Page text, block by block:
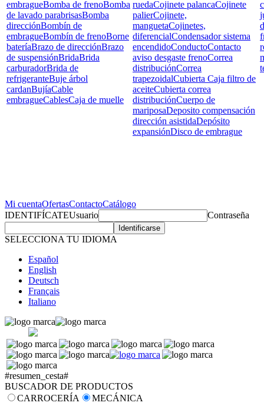
embragueBomba de frenoBomba
de lavado parabrisasBomba
direcciónBombín de
embragueBombín de frenoBorne
bateríaBrazo de direcciónBrazo
de suspensiónBridaBrida
carburadorBrida de
refrigeranteBuje árbol
cardanBujíaCable
embragueCablesCaja de muelle
ruedaCojinete palancaCojinete
palierCojinete,
manguetaCojinetes,
diferencialCondensador sistema
encendidoConductoContacto
aviso desgaste frenoCorrea
distribuciónCorrea
trapezoidalCubierta Caja filtro de
aceiteCubierta correa
distribuciónCuerpo de
mariposaDeposito compensación
dirección asistidaDepósito
expansiónDisco de embrague
Mi cuentaOfertasContactoCatálogo
IDENTIFÍCATEUsuario Contraseña
SELECCIONA TU IDIOMA
Español
English
Deutsch
Français
Italiano
#resumen_cesta#
BUSCADOR DE PRODUCTOS
CARROCERÍA
MECÁNICA